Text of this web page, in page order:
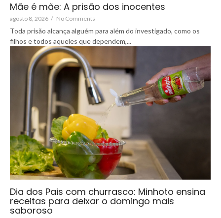
Mãe é mãe: A prisão dos inocentes
agosto 8, 2026 / No Comments
Toda prisão alcança alguém para além do investigado, como os
filhos e todos aqueles que dependem,...
Dia dos Pais com churrasco: Minhoto ensina
receitas para deixar o domingo mais
saboroso